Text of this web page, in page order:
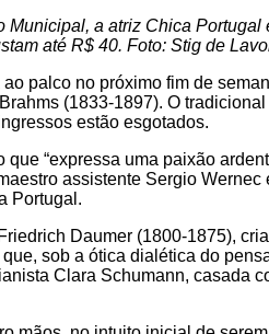
a atriz Chica
até R$ 40. Foto: Stig de
palco no próximo fim de
(1833-1897). O
estão esgotados.
“expressa uma paixão
assistente Sergio
Portugal.
Daumer (1800-1875),
sob a ótica dialética do
Clara Schumann, casada